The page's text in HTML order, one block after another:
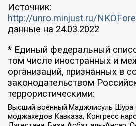
Источник:
http://unro.minjust.ru/
данные на 24.03.2022
* Единый федеральный
том числе иностранных и
организаций, признанных в
законодательством
террористическими:
Высший военный Маджлисуль Шура
моджахедов Кавказа, Конгресс